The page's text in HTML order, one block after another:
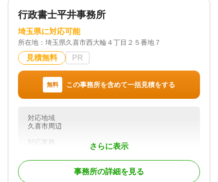
行政書士平井事務所
埼玉県に対応可能
所在地： 埼玉県久喜市西大輪４丁目２５番地７
見積無料 PR
無料 この事務所を含めて一括見積をする
さらに表示
対応地域
久喜市周辺
対応業務
遺言書 / 遺産分割 / 相続財産調査 / 相続手続き / 銀行
手続き / 戸籍収集 / 相続人調査
事務所の詳細を見る